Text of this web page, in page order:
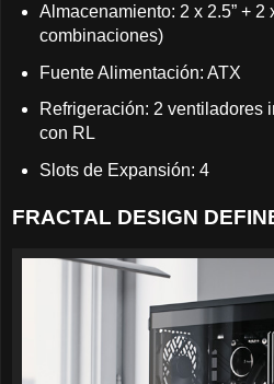
Almacenamiento: 2 x 2.5” + 2
combinaciones)
Fuente Alimentación: ATX
Refrigeración: 2 ventiladores
con RL
Slots de Expansión: 4
FRACTAL DESIGN